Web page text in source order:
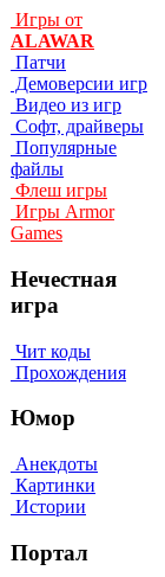
Игры от
ALAWAR
Патчи
Демоверсии игр
Видео из игр
Софт, драйверы
Популярные
файлы
Флеш игры
Игры Armor
Games
Нечестная
игра
Чит коды
Прохождения
Юмор
Анекдоты
Картинки
Истории
Портал